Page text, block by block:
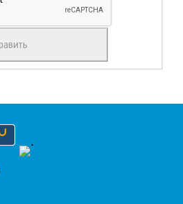
.